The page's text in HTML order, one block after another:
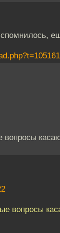
вопросы
вопросы